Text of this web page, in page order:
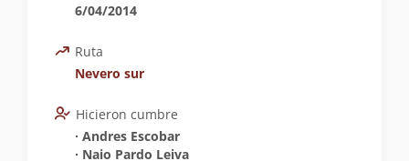
6/04/2014
Ruta
Nevero sur
Hicieron cumbre
∙ Andres Escobar
∙ Naio Pardo Leiva